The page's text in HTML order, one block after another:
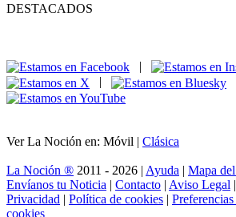
DESTACADOS
|
|
Ver La Noción en: Móvil | Clásica
La Noción ® 2011 - 2026 | Ayuda | Mapa
Envíanos tu Noticia | Contacto | Aviso Legal |
Privacidad | Política de cookies |
cookies